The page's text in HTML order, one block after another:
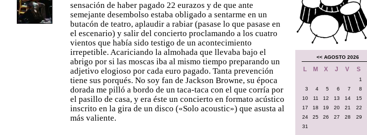
sensación de haber pagado 22 eurazos y de que ante
semejante desembolso estaba obligado a sentarme en un
butacón de teatro, aplaudir a rabiar (pasase lo que pasase en
el escenario) y salir del concierto proclamando a los cuatro
vientos que había sido testigo de un acontecimiento
irrepetible. Acariciando la almohada que llevaba bajo el
abrigo por si las moscas iba al mismo tiempo preparando un
adjetivo elogioso por cada euro pagado. Tanta prevención
tiene sus porqués. No soy fan de Jackson Browne, su época
dorada me pilló a bordo de un taca-taca con el que corría por
el pasillo de casa, y era éste un concierto en formato acústico
inscrito en la gira de un disco («Solo acoustic») que asusta al
más valiente.
<< AGOSTO 2026
L M X J V S
1
3
4 5 6 7 8
10
11 12 13 14 15
17
18 19 20 21 22
24
25 26 27 28 29
31